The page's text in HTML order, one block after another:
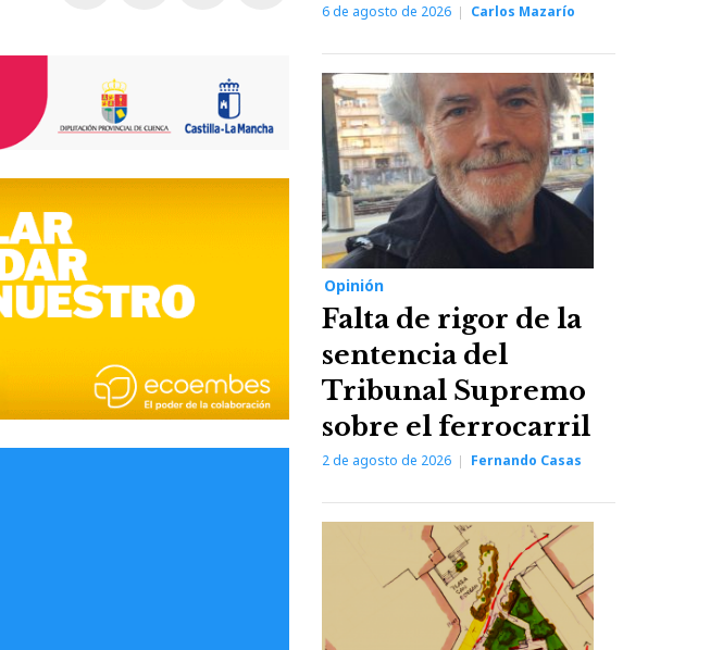
6 de agosto de 2026 Carlos Mazarío
Opinión
Falta de rigor de la
sentencia del
Tribunal Supremo
sobre el ferrocarril
2 de agosto de 2026 Fernando Casas